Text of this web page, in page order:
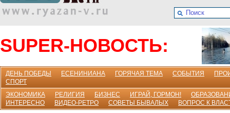
SUPER-НОВОСТЬ:
ДЕНЬ ПОБЕДЫ ЕСЕНИНИАНА ГОРЯЧАЯ ТЕМА СОБЫТИЯ
СПОРТ
ЭКОНОМИКА
РЕЛИГИЯ БИЗНЕС ИГРАЙ, ГОРМОН!
ИНТЕРЕСНО
ВИДЕО-РЕТРО СОВЕТЫ БЫВАЛЫХ ВОПРОС К